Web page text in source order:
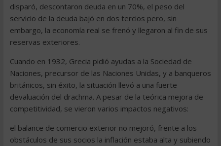
disparó, descontaron deuda en un 70%, el peso del
servicio de la deuda bajó en dos tercios pero, sin
embargo, la economía real se frenó y llegaron al fin de sus
reservas exteriores.
Cuando en 1932, Grecia pidió ayudas a la Sociedad de
Naciones, precursor de las Naciones Unidas, y a banqueros
británicos, sin éxito, la situación llevó a una fuerte
devaluación del drachma. A pesar de la teórica mejora de
competitividad, se vieron varios impactos negativos:
el balance de comercio exterior no mejoró, frente a los
obstáculos de sus socios la inflación estaba alta y subiendo